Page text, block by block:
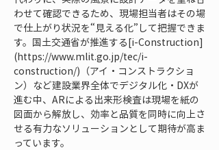
わせて確認できるため、現場担当者はその場
で仕上がり状況を“見える化”して把握できま
す。国土交通省が推進する[i-Construction]
(https://www.mlit.go.jp/tec/i-
construction/)（アイ・コンストラクショ
ン）など建設業界全体でデジタル化・DXが
進む中、ARによる出来形検査は現場を紙の
図面から解放し、効率と品質を同時に向上さ
せる有力なソリューションとして期待が高ま
っています。